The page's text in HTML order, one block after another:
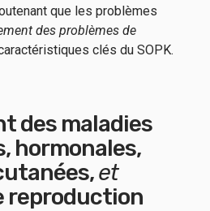
que les problèmes
des problèmes de
clés du SOPK.
des maladies
hormonales,
et
reproduction